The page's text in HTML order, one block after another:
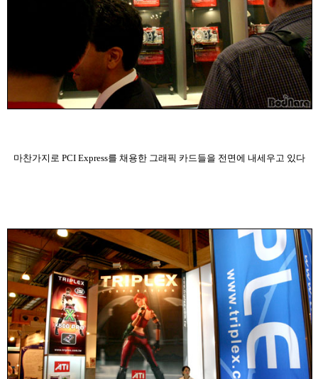
마찬가지로 PCI Express를 채용한 그래픽 카드들을 전면에 내세우고 있다